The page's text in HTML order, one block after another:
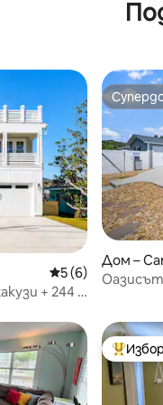
Средна оценка:
5 (6)
+ 244 м
Дом –
Най-